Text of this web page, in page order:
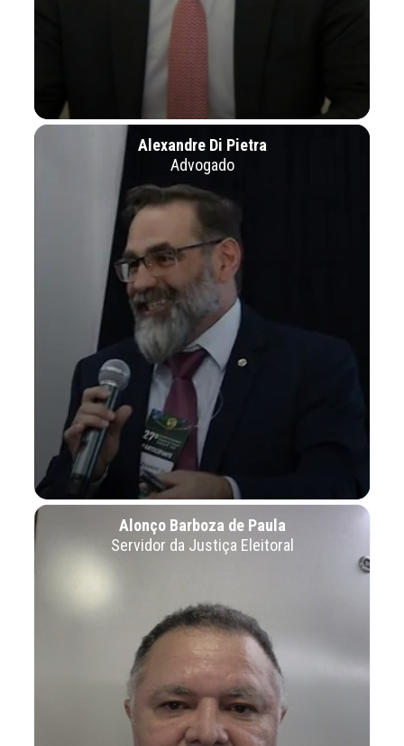
Alexandre Di Pietra
Advogado
Alonço Barboza de Paula
Servidor da Justiça Eleitoral